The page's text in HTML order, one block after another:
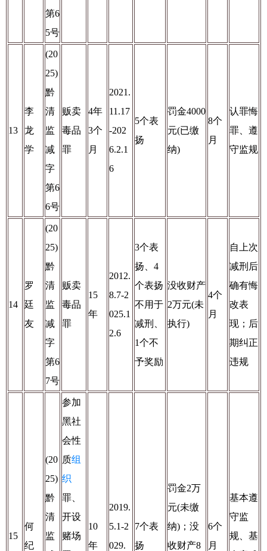
第6
5号
13
李
龙
学
(20
25)
黔
清
监
减
字
第6
6号
贩卖
毒品
罪
4年
3个
月
2021.
11.17
-202
6.2.1
6
5个表
扬
罚金4000
元(已缴
纳)
8个
月
认罪悔
罪、遵
守监规
14
罗
廷
友
(20
25)
黔
清
监
减
字
第6
7号
贩卖
毒品
罪
15
年
2012.
8.7-2
025.1
2.6
3个表
扬、4
个表扬
不用于
减刑、
1个不
予奖励
没收财产
2万元(未
执行)
4个
月
自上次
减刑后
确有悔
改表
现；后
期纠正
违规
15
何
纪
(20
25)
黔
清
监
参加
黑社
会性
质组
织
罪、
开设
赌场
10
年
2019.
5.1-2
029.
7个表
扬
罚金2万
元(未缴
纳)；没
收财产8
6个
月
基本遵
守监
规、基